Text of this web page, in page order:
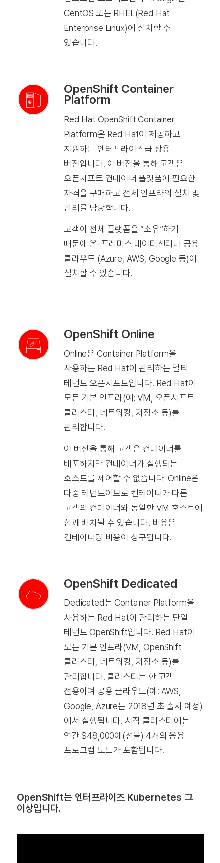
CentOS 또는 RHEL(Red Hat
Enterprise Linux)에 설치할 수
있습니다.
OpenShift Container
Platform
Red Hat OpenShift Container
Platform은 Red Hat이 제공하고
지원하는 엔터프라이즈급 상용
버전입니다. 이 버전을 통해 고객은
오픈시프트 컨테이너 플랫폼에 필요한
자격을 구매하고 전체 인프라의 설치 및
관리를 담당합니다.
고객이 전체 플랫폼을 “소유”하기
때문에 온-프레미스 데이터센터나 공용
클라우드 (Azure, AWS, Google 등)에
설치할 수 있습니다.
OpenShift Online
Online은 Container Platform을
사용하는 Red Hat이 관리하는 멀티
테넌트 오픈시프트입니다. Red Hat이
모든 기본 인프라(예: VM, 오픈시프트
클러스터, 네트워킹, 저장소 등)를
관리합니다.
이 버전을 통해 고객은 컨테이너를
배포하지만 컨테이너가 실행되는
호스트를 제어할 수 없습니다. Online은
다중 테넌트이므로 컨테이너가 다른
고객의 컨테이너와 동일한 VM 호스트에
함께 배치될 수 있습니다. 비용은
컨테이너당 비용이 청구됩니다.
OpenShift Dedicated
Dedicated는 Container Platform을
사용하는 Red Hat이 관리하는 단일
테넌트 OpenShift입니다. Red Hat이
모든 기본 인프라(VM, OpenShift
클러스터, 네트워킹, 저장소 등)를
관리합니다. 클러스터는 한 고객
전용이며 공용 클라우드(예: AWS,
Google, Azure는 2018년 초 출시 예정)
에서 실행됩니다. 시작 클러스터에는
연간 $48,000에(선불) 4개의 응용
프로그램 노드가 포함됩니다.
OpenShift는 엔터프라이즈 Kubernetes 그
이상입니다.